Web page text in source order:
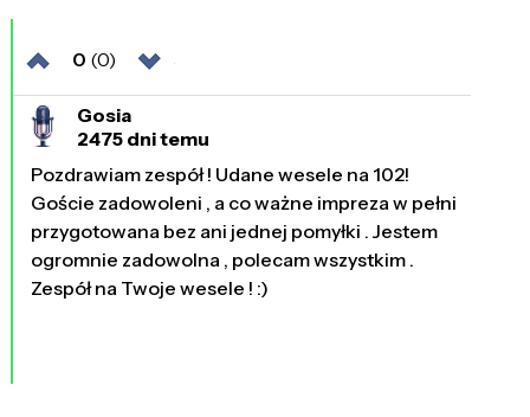
0 (0)
Gosia
2475 dni temu
Pozdrawiam zespół ! Udane wesele na 102!
Goście zadowoleni , a co ważne impreza w pełni
przygotowana bez ani jednej pomyłki . Jestem
ogromnie zadowolna , polecam wszystkim .
Zespół na Twoje wesele ! :)